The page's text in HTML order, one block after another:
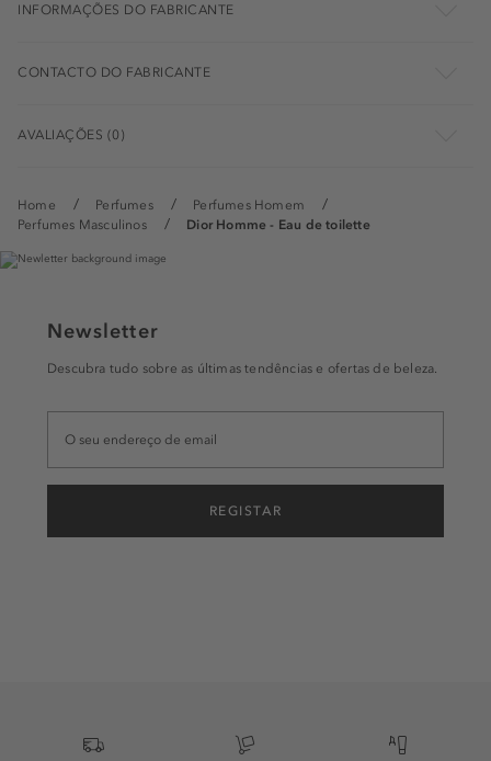
Home Perfumes
Perfumes Homem
Perfumes Masculinos
Dior Homme - Eau de toilette
INFORMAÇÕES DO FABRICANTE
CONTACTO DO FABRICANTE
AVALIAÇÕES (0)
Newsletter
Descubra tudo sobre as últimas tendências e ofertas de beleza.
REGISTAR